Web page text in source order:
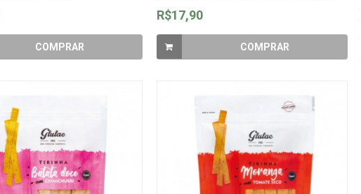
COMPRAR
R$17,90
COMPRAR